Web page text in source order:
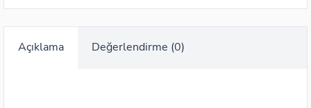
Açıklama Değerlendirme (0)